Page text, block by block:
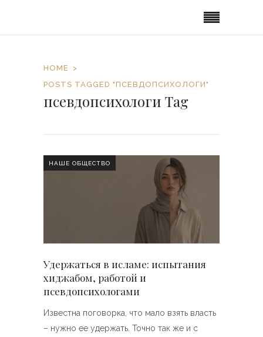
HOME
POSTS TAGGED "ПСЕВДОПСИХОЛОГИ"
псевдопсихологи Tag
НАШЕ ОБЩЕСТВО
Удержаться в исламе: испытания
хиджабом, работой и
псевдопсихологами
Известна поговорка, что мало взять власть
– нужно ее удержать. Точно так же и с